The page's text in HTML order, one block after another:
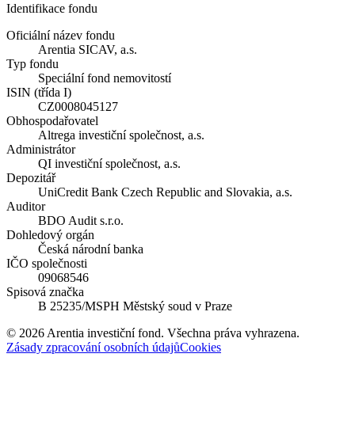
Identifikace fondu
Oficiální název fondu
Arentia SICAV, a.s.
Typ fondu
Speciální fond nemovitostí
ISIN (třída I)
CZ0008045127
Obhospodařovatel
Altrega investiční společnost, a.s.
Administrátor
QI investiční společnost, a.s.
Depozitář
UniCredit Bank Czech Republic and Slovakia, a.s.
Auditor
BDO Audit s.r.o.
Dohledový orgán
Česká národní banka
IČO společnosti
09068546
Spisová značka
B 25235/MSPH Městský soud v Praze
© 2026 Arentia investiční fond. Všechna práva vyhrazena.
Zásady zpracování osobních údajůCookies